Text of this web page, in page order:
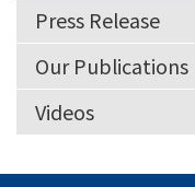
Press Release
Our Publications
Videos